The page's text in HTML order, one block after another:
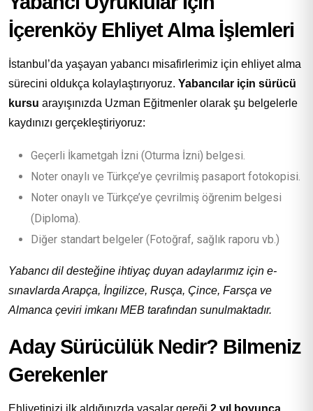
İçerenköy Ehliyet Alma İşlemleri
İstanbul’da yaşayan yabancı misafirlerimiz için ehliyet alma
sürecini oldukça kolaylaştırıyoruz. Yabancılar için sürücü
kursu arayışınızda Uzman Eğitmenler olarak şu belgelerle
kaydınızı gerçekleştiriyoruz:
Geçerli İkametgah İzni (Oturma İzni) belgesi.
Noter onaylı ve Türkçe’ye çevrilmiş pasaport fotokopisi.
Noter onaylı ve Türkçe’ye çevrilmiş öğrenim belgesi
(Diploma).
Diğer standart belgeler (Fotoğraf, sağlık raporu vb.)
Yabancı dil desteğine ihtiyaç duyan adaylarımız için e-
sınavlarda Arapça, İngilizce, Rusça, Çince, Farsça ve
Almanca çeviri imkanı MEB tarafından sunulmaktadır.
Aday Sürücülük Nedir? Bilmeniz
Gerekenler
Ehliyetinizi ilk aldığınızda yasalar gereği 2 yıl boyunca